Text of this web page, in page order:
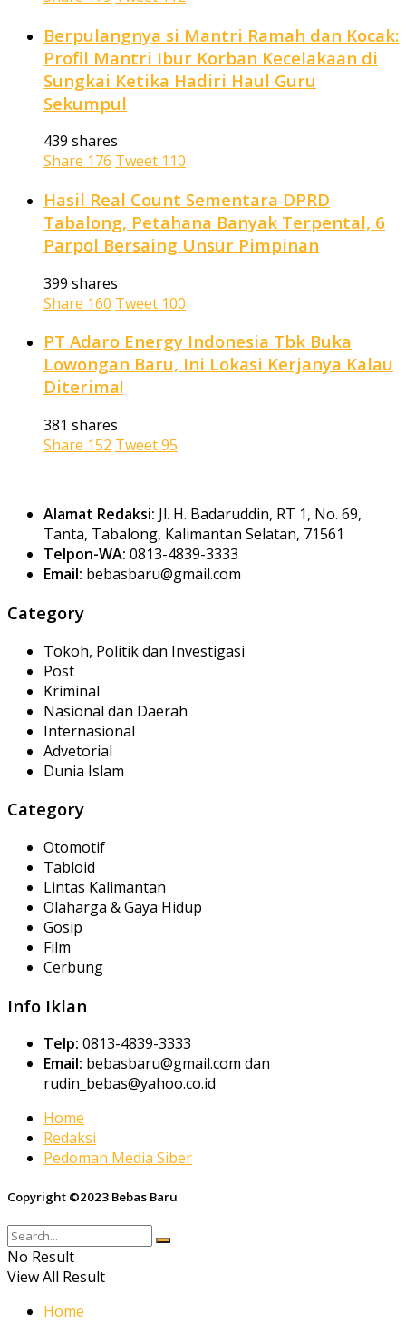
Berpulangnya si Mantri Ramah dan Kocak:
Profil Mantri Ibur Korban Kecelakaan di
Sungkai Ketika Hadiri Haul Guru
Sekumpul
439 shares
Share 176 Tweet 110
Hasil Real Count Sementara DPRD
Tabalong, Petahana Banyak Terpental, 6
Parpol Bersaing Unsur Pimpinan
399 shares
Share 160 Tweet 100
PT Adaro Energy Indonesia Tbk Buka
Lowongan Baru, Ini Lokasi Kerjanya Kalau
Diterima!
381 shares
Share 152 Tweet95
Alamat Redaksi: Jl. H. Badaruddin, RT 1, No. 69,
Tanta, Tabalong, Kalimantan Selatan, 71561
Telpon-WA: 0813-4839-3333
Email: bebasbaru@gmail.com
Category
Tokoh, Politik dan Investigasi
Post
Kriminal
Nasional dan Daerah
Internasional
Advetorial
Dunia Islam
Category
Otomotif
Tabloid
Lintas Kalimantan
Olaharga & Gaya Hidup
Gosip
Film
Cerbung
Info Iklan
Telp: 0813-4839-3333
Email: bebasbaru@gmail.com dan
rudin_bebas@yahoo.co.id
Home
Redaksi
Pedoman Media Siber
Copyright ©2023 Bebas Baru
No Result
View All Result
Home